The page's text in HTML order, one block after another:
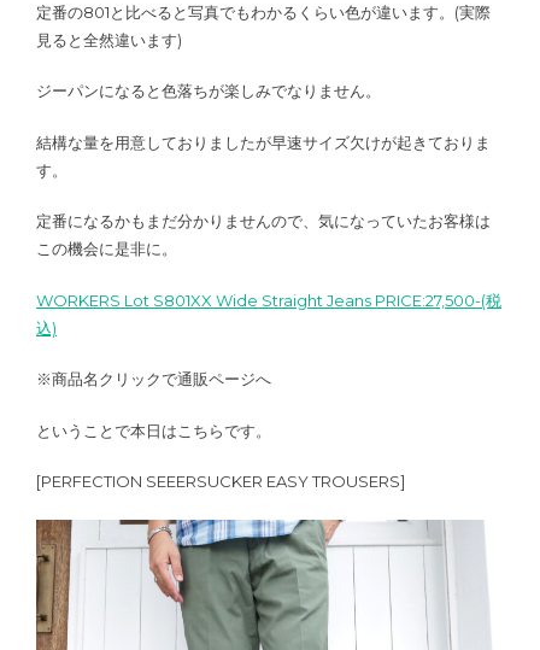
定番の801と比べると写真でもわかるくらい色が違います。(実際
見ると全然違います)
ジーパンになると色落ちが楽しみでなりません。
結構な量を用意しておりましたが早速サイズ欠けが起きておりま
す。
定番になるかもまだ分かりませんので、気になっていたお客様は
この機会に是非に。
WORKERS Lot S801XX Wide Straight Jeans PRICE:27,500-(税
込)
※商品名クリックで通販ページへ
ということで本日はこちらです。
[PERFECTION SEEERSUCKER EASY TROUSERS]